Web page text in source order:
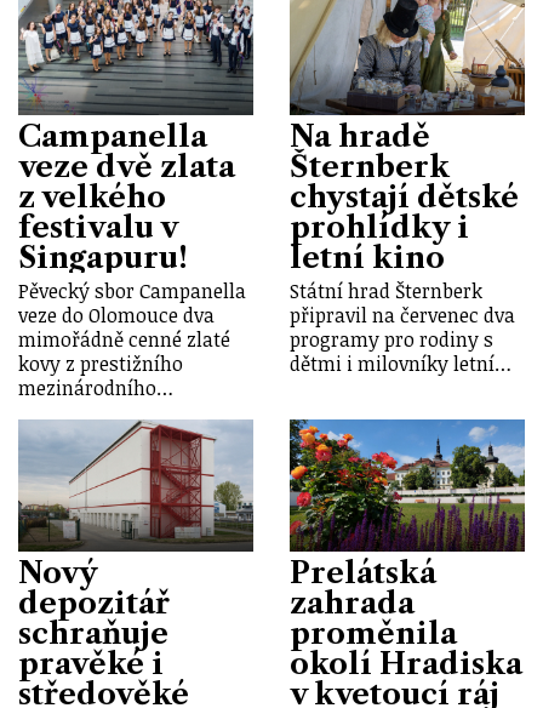
Campanella
veze dvě zlata
z velkého
festivalu v
Singapuru!
Pěvecký sbor Campanella
veze do Olomouce dva
mimořádně cenné zlaté
kovy z prestižního
mezinárodního…
Na hradě
Šternberk
chystají dětské
prohlídky i
letní kino
Státní hrad Šternberk
připravil na červenec dva
programy pro rodiny s
dětmi i milovníky letní…
Nový
depozitář
schraňuje
pravěké i
středověké
Prelátská
zahrada
proměnila
okolí Hradiska
v kvetoucí ráj